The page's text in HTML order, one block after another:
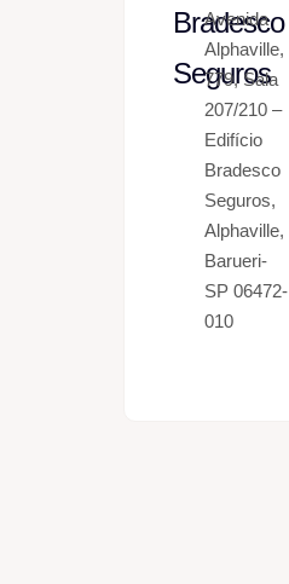
Bradesco
Seguros
Avenida
Alphaville,
779, Sala
207/210 –
Edifício
Bradesco
Seguros,
Alphaville,
Barueri-
SP 06472-
010